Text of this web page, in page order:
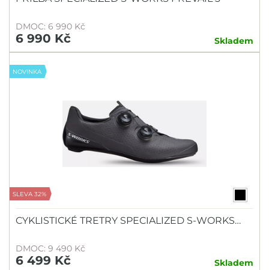
DMOC: 6 990 Kč
6 990 Kč Skladem
NOVINKA
SLEVA 32%
CYKLISTICKÉ TRETRY SPECIALIZED S-WORKS…
DMOC: 9 490 Kč
6 499 Kč Skladem